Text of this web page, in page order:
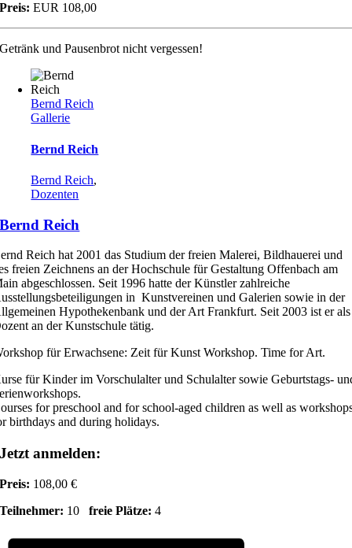
Preis: EUR 108,00
Getränk und Pausenbrot nicht vergessen!
Bernd Reich
Gallerie
Bernd Reich
Bernd Reich,
Dozenten
Bernd Reich
Reich hat 2001 das Studium der freien Malerei, Bildhauerei und
freien Zeichnens an der Hochschule für Gestaltung Offenbach am
abgeschlossen. Seit 1996 hatte der Künstler zahlreiche
in Kunstvereinen und Galerien sowie in der
Hypothekenbank und der Art Frankfurt. Seit 2003 ist er als
an der Kunstschule tätig.
für Erwachsene: Zeit für Kunst Workshop. Time for Art.
für Kinder im Vorschulalter und Schulalter sowie Geburtstags-
for preschool and for school-aged children as well as
birthdays and during holidays.
Jetzt anmelden:
Preis: 108,00 €
Teilnehmer: 10freie Plätze: 4